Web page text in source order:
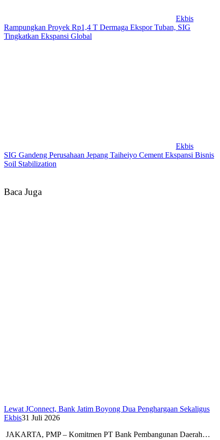
Ekbis
Rampungkan Proyek Rp1,4 T Dermaga Ekspor Tuban, SIG
Tingkatkan Ekspansi Global
Ekbis
SIG Gandeng Perusahaan Jepang Taiheiyo Cement Ekspansi Bisnis
Soil Stabilization
Baca Juga
Lewat JConnect, Bank Jatim Boyong Dua Penghargaan Sekaligus
Ekbis31 Juli 2026
JAKARTA, PMP – Komitmen PT Bank Pembangunan Daerah…